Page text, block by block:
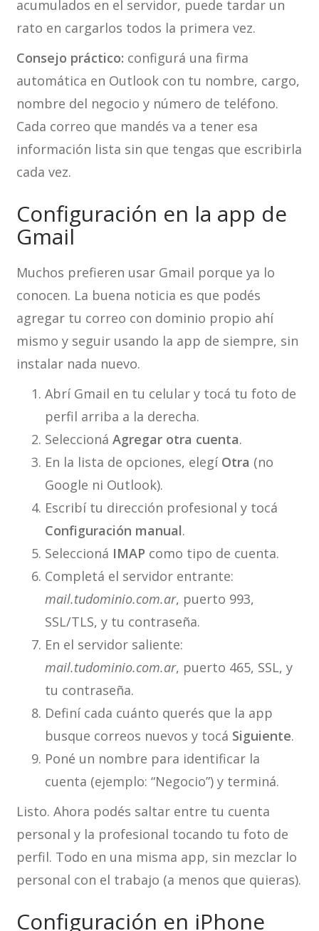
acumulados en el servidor, puede tardar un
rato en cargarlos todos la primera vez.
Consejo práctico: configurá una firma
automática en Outlook con tu nombre, cargo,
nombre del negocio y número de teléfono.
Cada correo que mandés va a tener esa
información lista sin que tengas que escribirla
cada vez.
Configuración en la app de
Gmail
Muchos prefieren usar Gmail porque ya lo
conocen. La buena noticia es que podés
agregar tu correo con dominio propio ahí
mismo y seguir usando la app de siempre, sin
instalar nada nuevo.
Abrí Gmail en tu celular y tocá tu foto de
perfil arriba a la derecha.
Seleccioná Agregar otra cuenta.
En la lista de opciones, elegí Otra (no
Google ni Outlook).
Escribí tu dirección profesional y tocá
Configuración manual.
Seleccioná IMAP como tipo de cuenta.
Completá el servidor entrante:
mail.tudominio.com.ar, puerto 993,
SSL/TLS, y tu contraseña.
En el servidor saliente:
mail.tudominio.com.ar, puerto 465, SSL, y
tu contraseña.
Definí cada cuánto querés que la app
busque correos nuevos y tocá Siguiente.
Poné un nombre para identificar la
cuenta (ejemplo: “Negocio”) y terminá.
Listo. Ahora podés saltar entre tu cuenta
personal y la profesional tocando tu foto de
perfil. Todo en una misma app, sin mezclar lo
personal con el trabajo (a menos que quieras).
Configuración en iPhone